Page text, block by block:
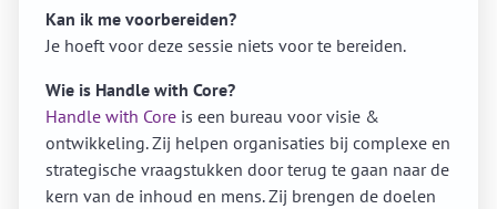
Kan ik me voorbereiden?
Je hoeft voor deze sessie niets voor te bereiden.
Wie is Handle with Core?
Handle with Core is een bureau voor visie &
ontwikkeling. Zij helpen organisaties bij complexe en
strategische vraagstukken door terug te gaan naar de
kern van de inhoud en mens. Zij brengen de doelen